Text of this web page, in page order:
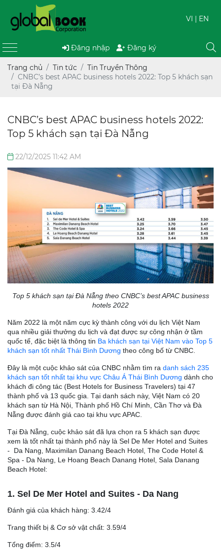
VI | EN
Đăng nhập Đăng ký
Trang chủ Tin tức
Tin Truyền Thông
CNBC’s best APAC business hotels 2022: Top 5 khách sạn
tại Đà Nẵng
CNBC’s best APAC business hotels 2022:
Top 5 khách sạn tại Đà Nẵng
22/12/2025 11:42 AM
Top 5 khách sạn tại Đà Nẵng theo CNBC’s best APAC business
hotels 2022
Năm 2022 là một năm cực kỳ thành công với du lịch Việt Nam
qua nhiều giải thưởng du lịch và đạt được sự công nhận ở tầm
quốc tế, đặc biệt là thông tin Ba khách sạn tại Việt Nam vào Top 5
khách sạn tốt nhất Thái Bình Dương theo công bố từ CNBC.
Đây là một cuộc khảo sát của CNBC nhằm tìm ra danh sách 235
khách sạn tốt nhất tại khu vực Châu Á Thái Bình Dương dành cho
khách đi công tác (Best Hotels for Business Travelers) tại 47
thành phố và 13 quốc gia. Tại danh sách này, Việt Nam có 20
khách sạn từ Hà Nội, Thành phố Hồ Chí Minh, Cần Thơ và Đà
Nẵng được đánh giá cao tại khu vực APAC.
Tại Đà Nẵng, cuộc khảo sát đã lựa chọn ra 5 khách sạn được
xem là tốt nhất tại thành phố này là Sel De Mer Hotel and Suites
- Da Nang, Maximilan Danang Beach Hotel, The Code Hotel &
Spa - Da Nang, Le Hoang Beach Danang Hotel, Sala Danang
Beach Hotel:
1. Sel De Mer Hotel and Suites - Da Nang
Đánh giá của khách hàng: 3.42/4
Trang thiết bị & Cơ sở vật chất: 3.59/4
Tổng điểm: 3.5/4